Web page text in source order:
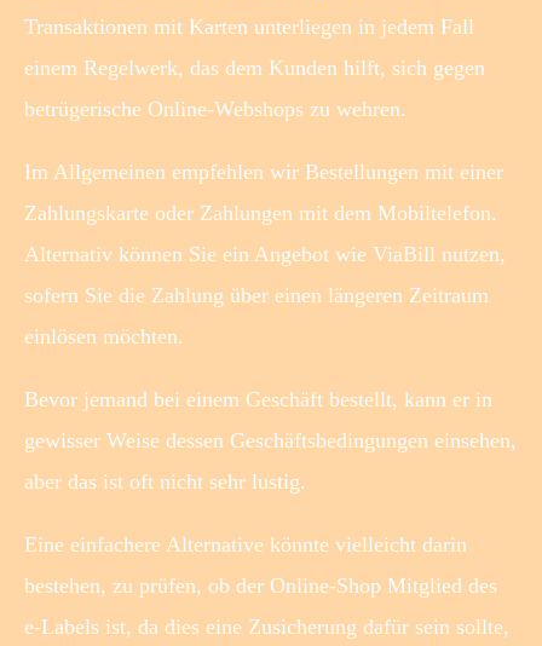
Transaktionen mit Karten unterliegen in jedem Fall
einem Regelwerk, das dem Kunden hilft, sich gegen
betrügerische Online-Webshops zu wehren.
Im Allgemeinen empfehlen wir Bestellungen mit einer
Zahlungskarte oder Zahlungen mit dem Mobiltelefon.
Alternativ können Sie ein Angebot wie ViaBill nutzen,
sofern Sie die Zahlung über einen längeren Zeitraum
einlösen möchten.
Bevor jemand bei einem Geschäft bestellt, kann er in
gewisser Weise dessen Geschäftsbedingungen einsehen,
aber das ist oft nicht sehr lustig.
Eine einfachere Alternative könnte vielleicht darin
bestehen, zu prüfen, ob der Online-Shop Mitglied des
e-Labels ist, da dies eine Zusicherung dafür sein sollte,